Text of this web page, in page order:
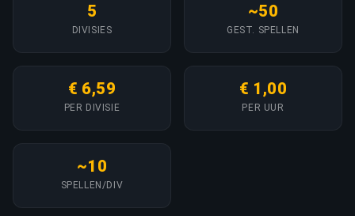
5
DIVISIES
~50
GEST. SPELLEN
€ 6,59
PER DIVISIE
€ 1,00
PER UUR
~10
SPELLEN/DIV